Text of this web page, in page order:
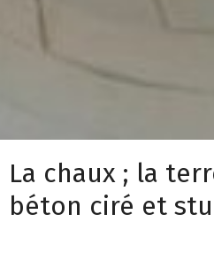
La chaux ; la
béton ciré et